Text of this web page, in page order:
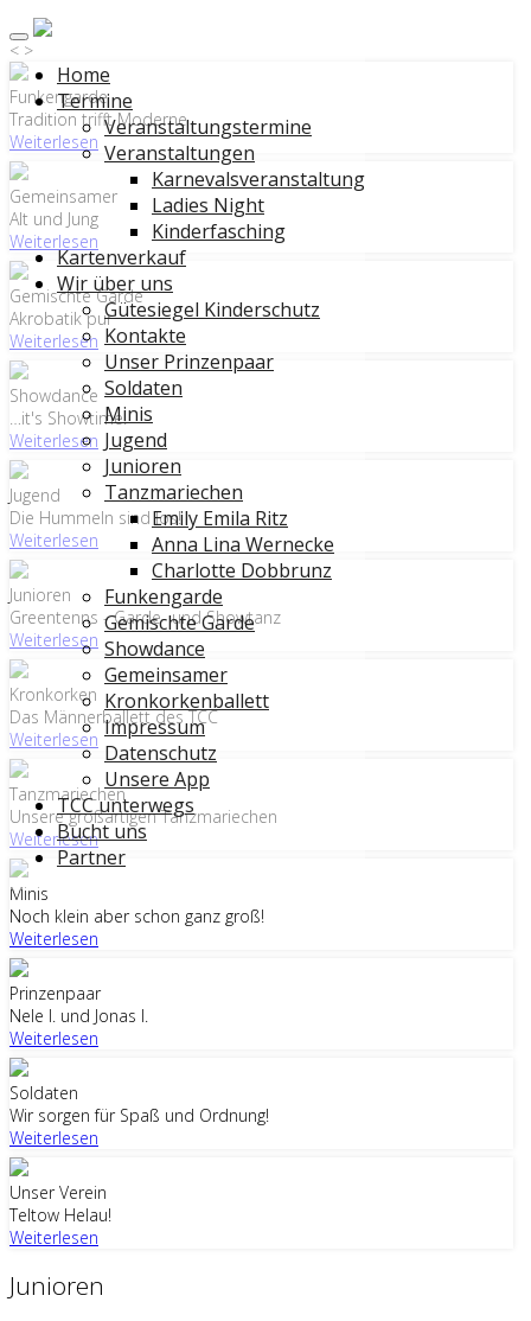
Home
Termine
Veranstaltungstermine
Veranstaltungen
Karnevalsveranstaltung
Ladies Night
Kinderfasching
Kartenverkauf
Wir über uns
Gütesiegel Kinderschutz
Kontakte
Unser Prinzenpaar
Soldaten
Minis
Jugend
Junioren
Tanzmariechen
Emily Emila Ritz
Anna Lina Wernecke
Charlotte Dobbrunz
Funkengarde
Gemischte Garde
Showdance
Gemeinsamer
Kronkorkenballett
Impressum
Datenschutz
Unsere App
TCC unterwegs
Bucht uns
Partner
< >
Funkengarde
Tradition trifft Moderne
Weiterlesen
Gemeinsamer
Alt und Jung
Weiterlesen
Gemischte Garde
Akrobatik pur
Weiterlesen
Showdance
…it's Showtime!
Weiterlesen
Jugend
Die Hummeln sind los!
Weiterlesen
Junioren
Greentenns - Garde- und Showtanz
Weiterlesen
Kronkorken
Das Männerballett des TCC
Weiterlesen
Tanzmariechen
Unsere großartigen Tanzmariechen
Weiterlesen
Minis
Noch klein aber schon ganz groß!
Weiterlesen
Prinzenpaar
Nele I. und Jonas I.
Weiterlesen
Soldaten
Wir sorgen für Spaß und Ordnung!
Weiterlesen
Unser Verein
Teltow Helau!
Weiterlesen
Junioren